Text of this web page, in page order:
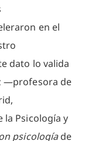
en el
dato lo valida
—profesora de
la Psicología y
psicologíade